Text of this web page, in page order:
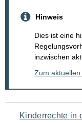
Hinweis
Dies ist eine
inzwischen
Zum
Navigation
Kinderrechte in